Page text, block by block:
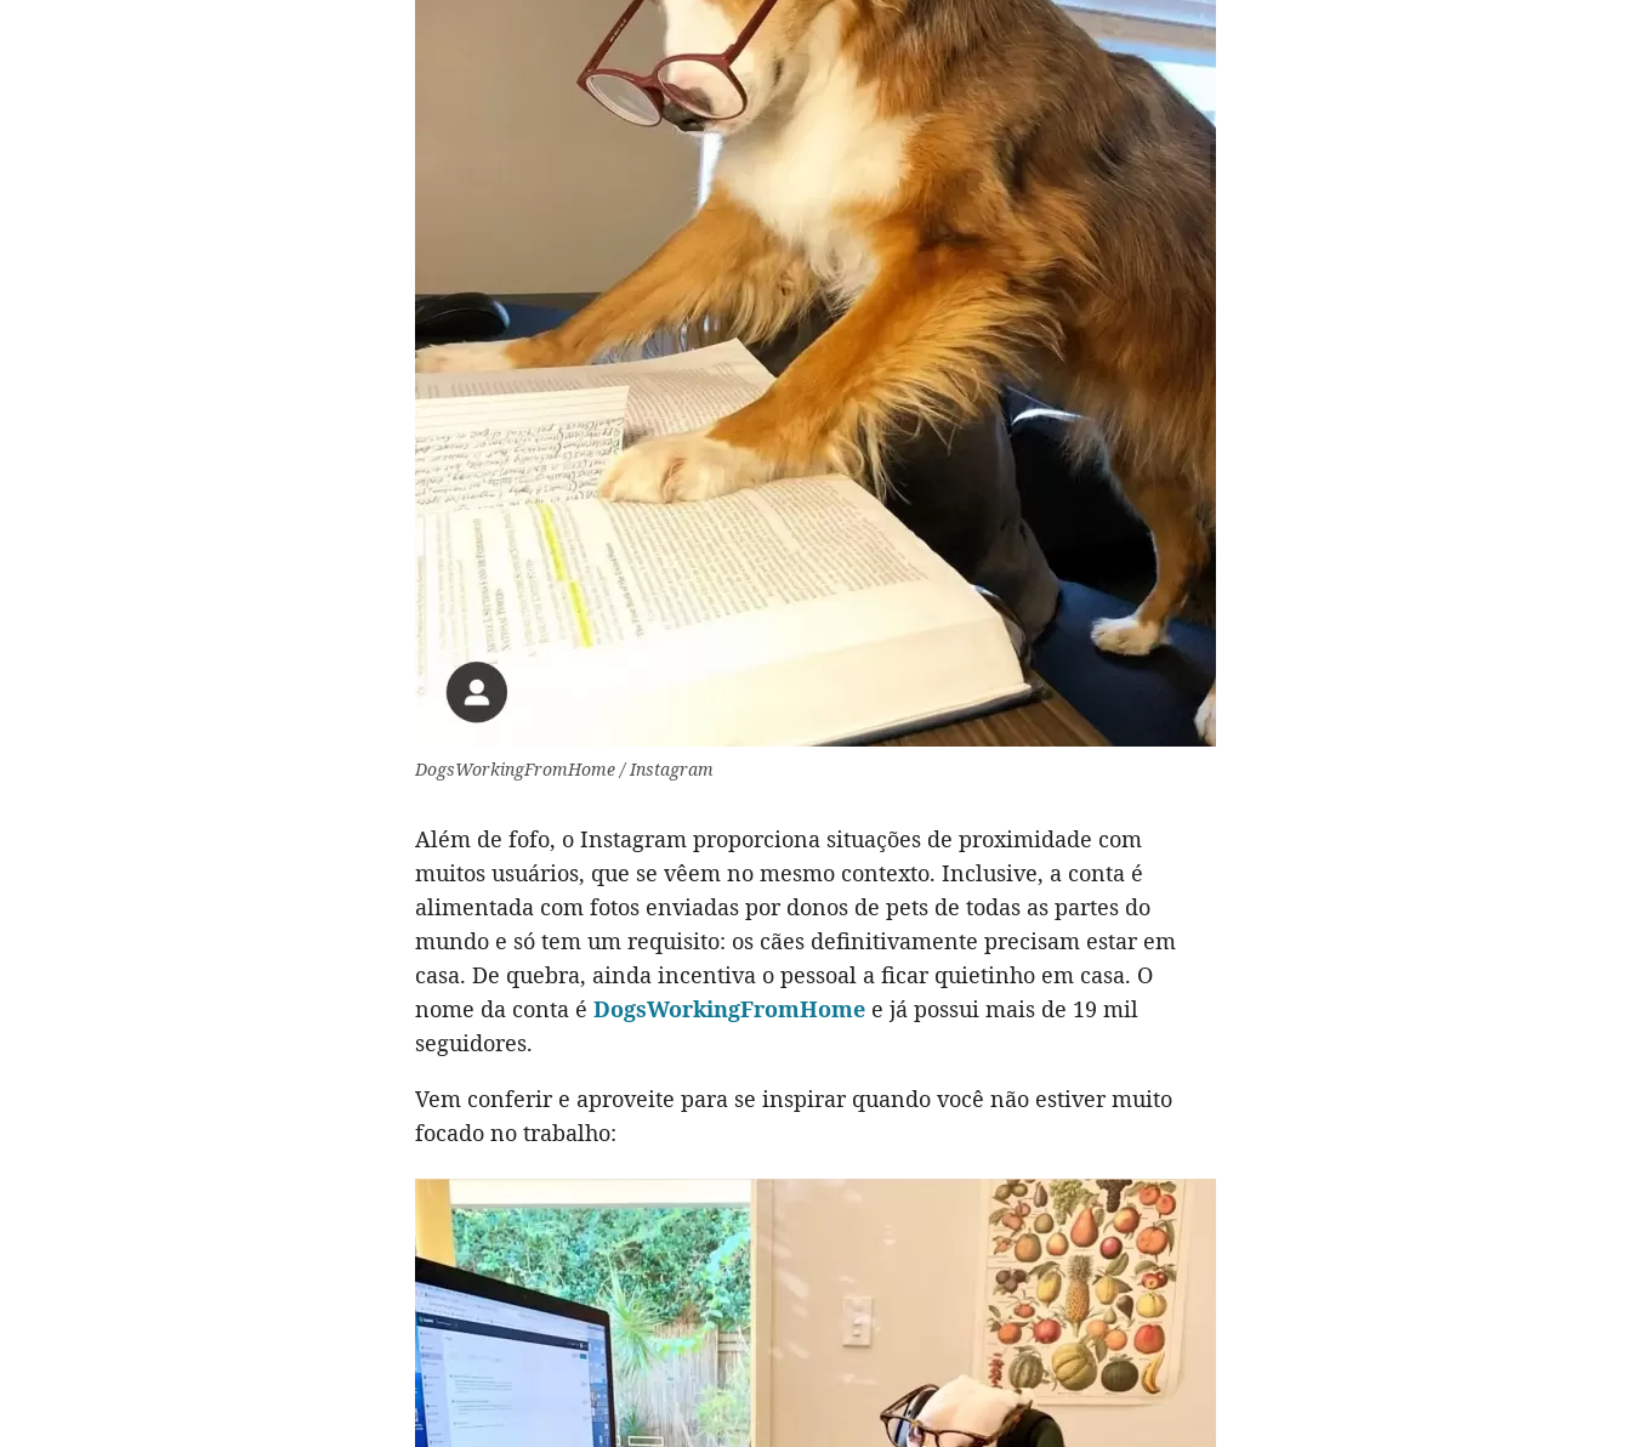
DogsWorkingFromHome / Instagram
Além de fofo, o Instagram proporciona situações de proximidade com
muitos usuários, que se vêem no mesmo contexto. Inclusive, a conta é
alimentada com fotos enviadas por donos de pets de todas as partes do
mundo e só tem um requisito: os cães definitivamente precisam estar em
casa. De quebra, ainda incentiva o pessoal a ficar quietinho em casa. O
nome da conta é DogsWorkingFromHome e já possui mais de 19 mil
seguidores.
Vem conferir e aproveite para se inspirar quando você não estiver muito
focado no trabalho: